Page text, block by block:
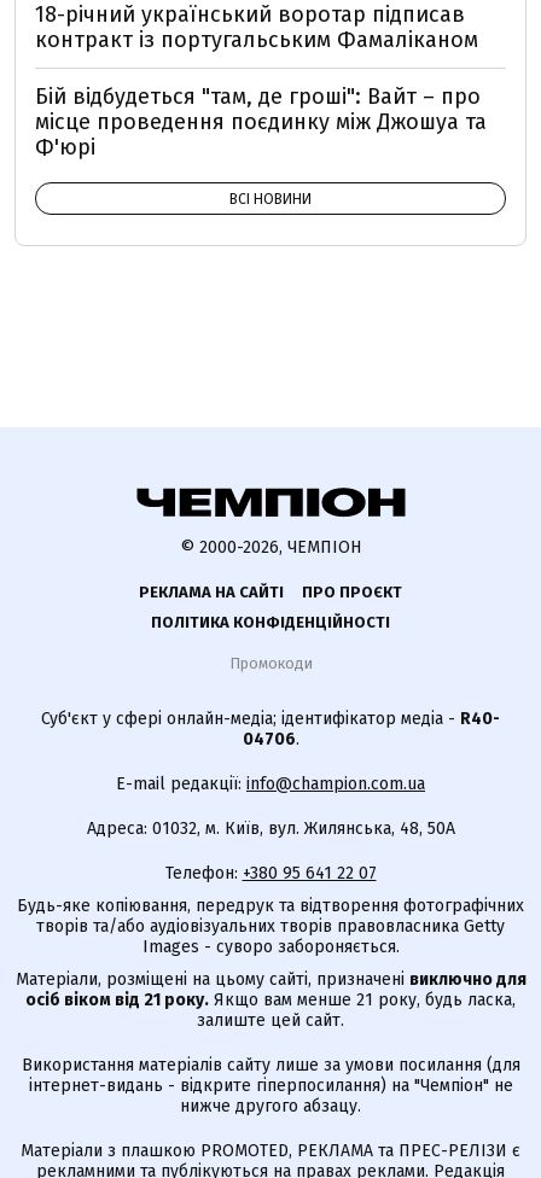
18-річний український воротар підписав
контракт із португальським Фамаліканом
Бій відбудеться "там, де гроші": Вайт – про
місце проведення поєдинку між Джошуа та
Ф'юрі
ВСІ НОВИНИ
© 2000-2026, ЧЕМПІОН
РЕКЛАМА НА САЙТІ
ПРО ПРОЄКТ
ПОЛІТИКА КОНФІДЕНЦІЙНОСТІ
Промокоди
Суб'єкт у сфері онлайн-медіа; ідентифікатор медіа - R40-
04706.
E-mail редакції: info@champion.com.ua
Адреса: 01032, м. Київ, вул. Жилянська, 48, 50А
Телефон: +380 95 641 22 07
Будь-яке копіювання, передрук та відтворення фотографічних
творів та/або аудіовізуальних творів правовласника Getty
Images - суворо забороняється.
Матеріали, розміщені на цьому сайті, призначені виключно для
осіб віком від 21 року. Якщо вам менше 21 року, будь ласка,
залиште цей сайт.
Використання матеріалів сайту лише за умови посилання (для
інтернет-видань - відкрите гіперпосилання) на "Чемпіон" не
нижче другого абзацу.
Матеріали з плашкою PROMOTED, РЕКЛАМА та ПРЕС-РЕЛІЗИ є
рекламними та публікуються на правах реклами. Редакція